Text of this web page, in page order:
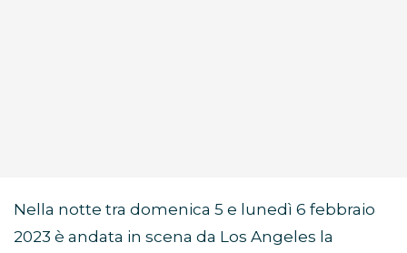
Nella notte tra domenica 5 e lunedì 6 febbraio
2023 è andata in scena da Los Angeles la